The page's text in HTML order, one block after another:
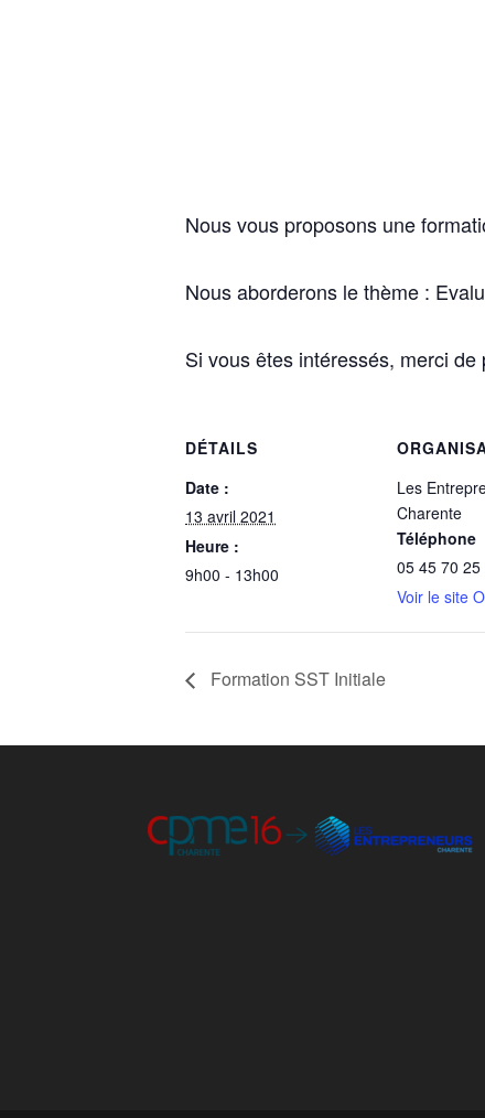
Nous vous proposons une
Nous aborderons le thème :
Si vous êtes intéressés, merci
DÉTAILS
Date :
13 avril 2021
Heure :
9h00 - 13h00
Les
Charente
Téléphone
05 45 70 25
Voir le site
Formation SST Initiale